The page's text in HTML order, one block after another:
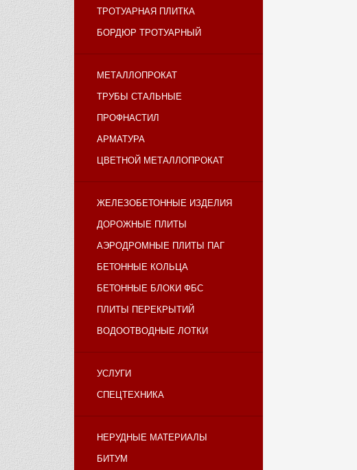
ТРОТУАРНАЯ ПЛИТКА
БОРДЮР ТРОТУАРНЫЙ
МЕТАЛЛОПРОКАТ
ТРУБЫ СТАЛЬНЫЕ
ПРОФНАСТИЛ
АРМАТУРА
ЦВЕТНОЙ МЕТАЛЛОПРОКАТ
ЖЕЛЕЗОБЕТОННЫЕ ИЗДЕЛИЯ
ДОРОЖНЫЕ ПЛИТЫ
АЭРОДРОМНЫЕ ПЛИТЫ ПАГ
БЕТОННЫЕ КОЛЬЦА
БЕТОННЫЕ БЛОКИ ФБС
ПЛИТЫ ПЕРЕКРЫТИЙ
ВОДООТВОДНЫЕ ЛОТКИ
УСЛУГИ
СПЕЦТЕХНИКА
НЕРУДНЫЕ МАТЕРИАЛЫ
БИТУМ